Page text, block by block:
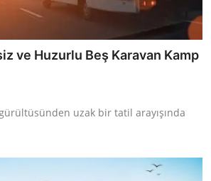
ve Huzurlu Beş Karavan Kamp
uzak bir tatil arayışında